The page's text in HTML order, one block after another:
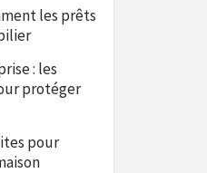
les prêts
: les
protéger
pour